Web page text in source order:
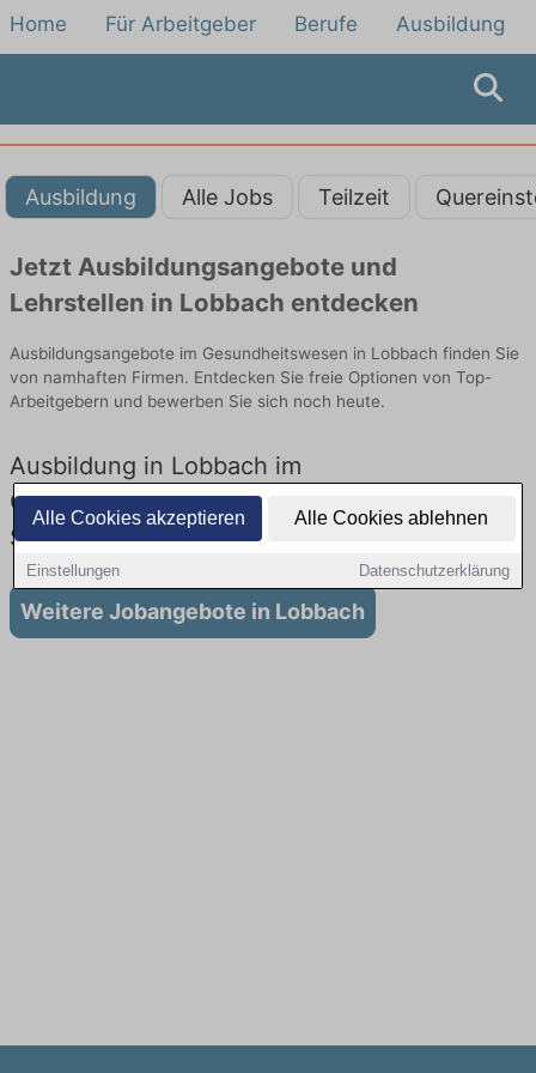
Alle Cookies akzeptieren Alle Cookies ablehnen
Einstellungen Datenschutzerklärung
Home Für Arbeitgeber Berufe Ausbildung
Ausbildung Alle Jobs Teilzeit
Jetzt Ausbildungsangebote und
Lehrstellen in Lobbach entdecken
Ausbildungsangebote im Gesundheitswesen in Lobbach finden Sie
von namhaften Firmen. Entdecken Sie freie Optionen von Top-
Arbeitgebern und bewerben Sie sich noch heute.
Ausbildung in Lobbach im
Gesundheitswesen: Aktuell gibt es keine
Stellenangebote für Ausbildung in Lobbach
Weitere Jobangebote in Lobbach